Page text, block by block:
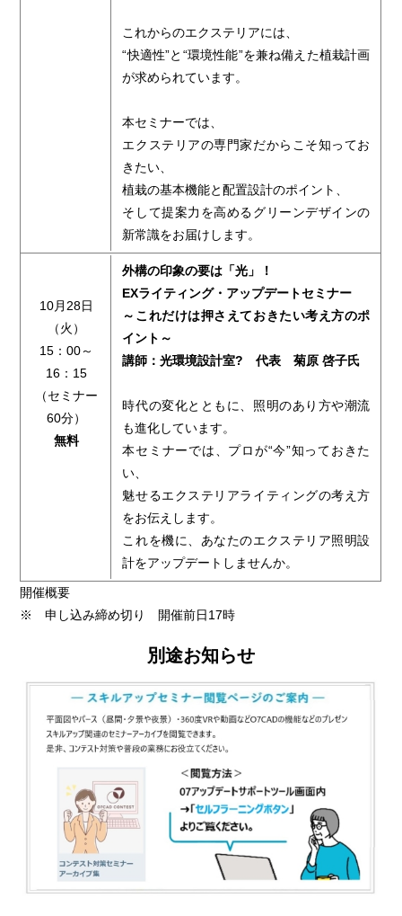
これからのエクステリアには、
“快適性”と“環境性能”を兼ね備えた植栽計画
が求められています。
本セミナーでは、
エクステリアの専門家だからこそ知ってお
きたい、
植栽の基本機能と配置設計のポイント、
そして提案力を高めるグリーンデザインの
新常識をお届けします。
10月28日
（火）
15：00～
16：15
（セミナー
60分）
無料
外構の印象の要は「光」！
EXライティング・アップデートセミナー
～これだけは押さえておきたい考え方のポ
イント～
講師：光環境設計室? 代表 菊原 啓子氏
時代の変化とともに、照明のあり方や潮流
も進化しています。
本セミナーでは、プロが“今”知っておきた
い、
魅せるエクステリアライティングの考え方
をお伝えします。
これを機に、あなたのエクステリア照明設
計をアップデートしませんか。
開催概要
※ 申し込み締め切り 開催前日17時
別途お知らせ